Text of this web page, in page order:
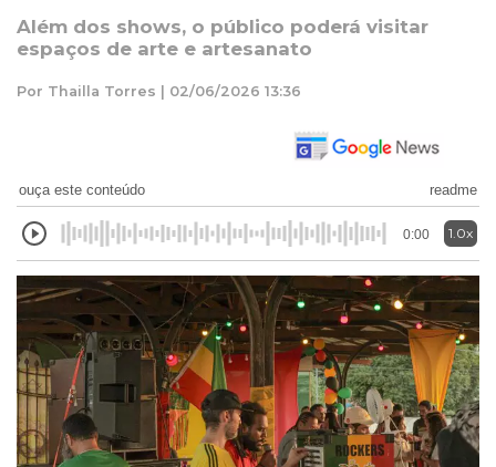
Além dos shows, o público poderá visitar
espaços de arte e artesanato
Por Thailla Torres | 02/06/2026 13:36
ouça este conteúdo readme
0:00 1.0x